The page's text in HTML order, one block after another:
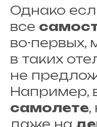
Однако
все
во-
в таких
не
Например,
самолете,
даже на